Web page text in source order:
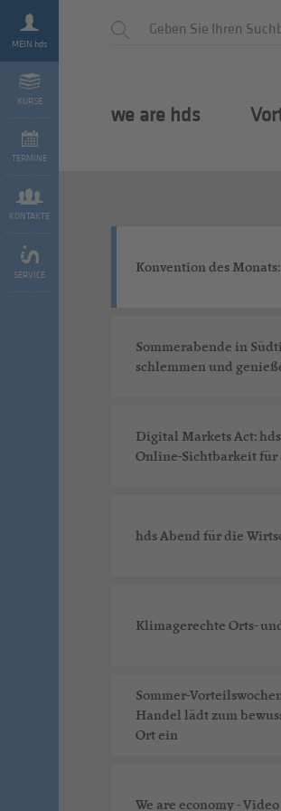
MEIN hds
KURSE
TERMINE
KONTAKTE
SERVICE
we are hds
Konvention des
Sommerabende in
schlemmen und
Digital Markets Act:
Online-Sichtbarkeit für
hds Abend für die
Klimagerechte Orts-
Sommer-
Handel lädt zum
Ort ein
We are economy - Video